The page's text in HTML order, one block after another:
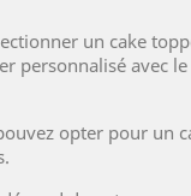
un cake
personnalisé avec
opter pour un